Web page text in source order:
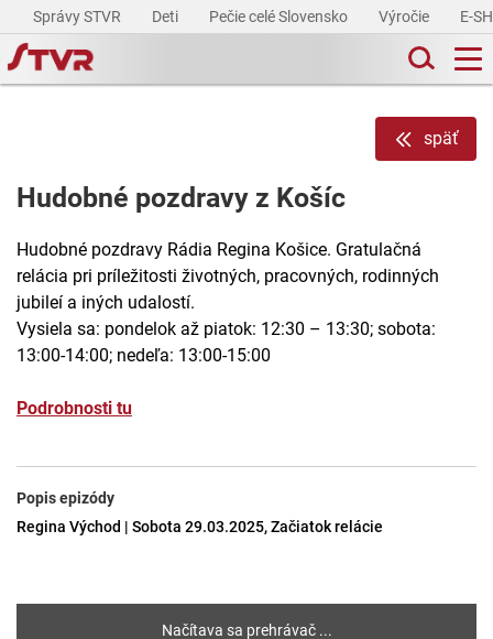
Správy STVR Deti Pečie celé Slovensko Výročie E-
späť
Hudobné pozdravy z Košíc
Hudobné pozdravy Rádia Regina Košice. Gratulačná
relácia pri príležitosti životných, pracovných, rodinných
jubileí a iných udalostí.
Vysiela sa: pondelok až piatok: 12:30 – 13:30; sobota:
13:00-14:00; nedeľa: 13:00-15:00
Podrobnosti tu
Popis epizódy
Regina Východ | Sobota 29.03.2025, Začiatok relácie